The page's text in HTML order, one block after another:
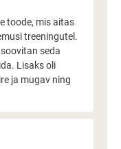
toode, mis aitas
treeningutel.
seda
Lisaks oli
ja mugav ning